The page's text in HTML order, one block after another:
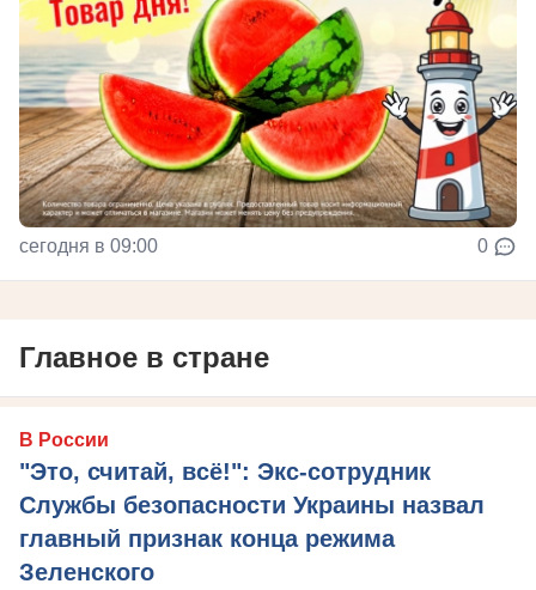
сегодня в 09:00 0
Главное в стране
В России
"Это, считай, всё!": Экс-сотрудник
Службы безопасности Украины назвал
главный признак конца режима
Зеленского